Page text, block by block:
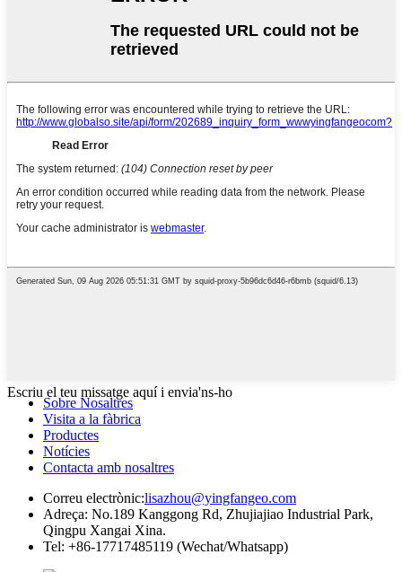
Escriu el teu missatge aquí i envia'ns-ho
Sobre Nosaltres
Visita a la fàbrica
Productes
Notícies
Contacta amb nosaltres
Correu electrònic:lisazhou@yingfangeo.com
Adreça: No.189 Kanggong Rd, Zhujiajiao Industrial Park,
Qingpu Xangai Xina.
Tel: +86-17717485119 (Wechat/Whatsapp)